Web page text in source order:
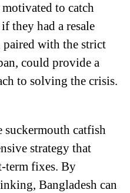
to catch
they had a resale
paired with the strict
could provide a
to solving the crisis.
suckermouth catfish
strategy that
term fixes. By
Bangladesh can